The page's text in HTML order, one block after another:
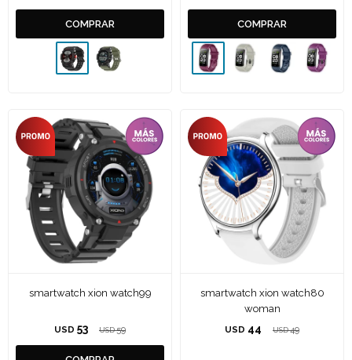
smartwatch xion watch99
USD 53 USD 59
smartwatch xion watch80
woman
USD 44 USD 49